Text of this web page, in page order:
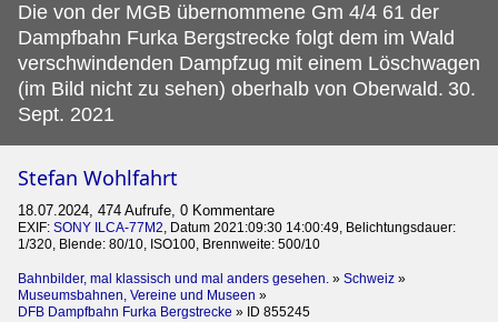
Die von der MGB übernommene Gm 4/4 61 der
Dampfbahn Furka Bergstrecke folgt dem im Wald
verschwindenden Dampfzug mit einem Löschwagen
(im Bild nicht zu sehen) oberhalb von Oberwald. 30.
Sept. 2021
Stefan Wohlfahrt
18.07.2024, 474 Aufrufe, 0 Kommentare
EXIF: SONY ILCA-77M2, Datum 2021:09:30 14:00:49, Belichtungsdauer:
1/320, Blende: 80/10, ISO100, Brennweite: 500/10
Bahnbilder, mal klassisch und mal anders gesehen. » Schweiz »
Museumsbahnen, Vereine und Museen »
DFB Dampfbahn Furka Bergstrecke » ID 855245